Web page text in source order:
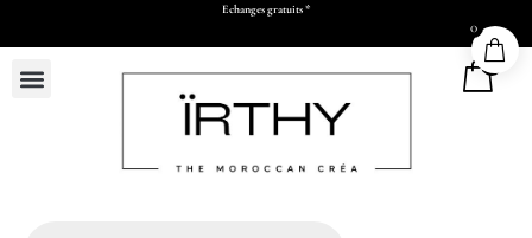
Echanges gratuits *
0
0